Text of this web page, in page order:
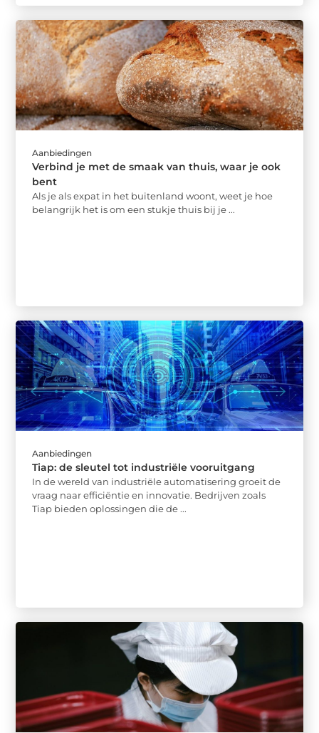
Aanbiedingen
Verbind je met de smaak van thuis, waar je ook
bent
Als je als expat in het buitenland woont, weet je hoe
belangrijk het is om een stukje thuis bij je ...
Aanbiedingen
Tiap: de sleutel tot industriële vooruitgang
In de wereld van industriële automatisering groeit de
vraag naar efficiëntie en innovatie. Bedrijven zoals
Tiap bieden oplossingen die de ...